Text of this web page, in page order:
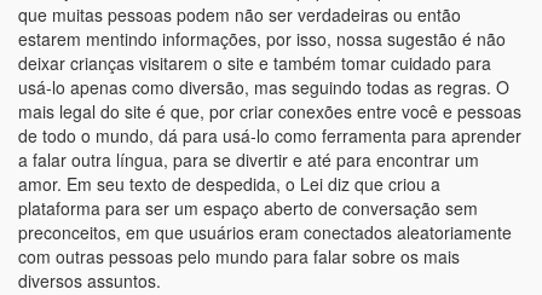
que muitas pessoas podem não ser verdadeiras ou então
estarem mentindo informações, por isso, nossa sugestão é não
deixar crianças visitarem o site e também tomar cuidado para
usá-lo apenas como diversão, mas seguindo todas as regras. O
mais legal do site é que, por criar conexões entre você e pessoas
de todo o mundo, dá para usá-lo como ferramenta para aprender
a falar outra língua, para se divertir e até para encontrar um
amor. Em seu texto de despedida, o Lei diz que criou a
plataforma para ser um espaço aberto de conversação sem
preconceitos, em que usuários eram conectados aleatoriamente
com outras pessoas pelo mundo para falar sobre os mais
diversos assuntos.